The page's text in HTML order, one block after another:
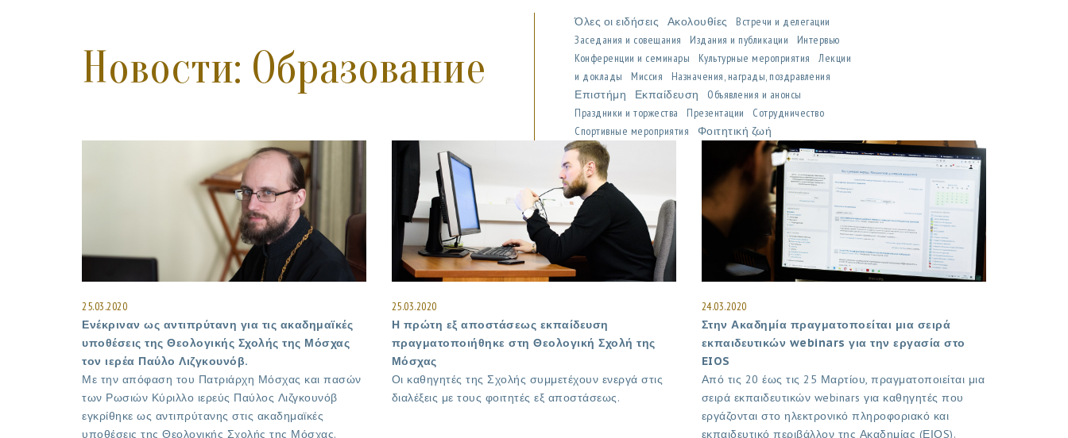
Новости: Образование
Όλες οι ειδήσεις Ακολουθίες
Встречи и делегации
Заседания и совещания
Издания и публикации
Интервью
Конференции и семинары
Культурные мероприятия
Лекции
и доклады
Миссия
Назначения, награды, поздравления
Επιστήμη
Εκπαίδευση
Объявления и анонсы
Праздники и торжества
Презентации
Сотрудничество
Спортивные мероприятия
Φοιτητική ζωή
25.03.2020
Ενέκριναν ως αντιπρύτανη για τις ακαδημαϊκές
υποθέσεις της Θεολογικής Σχολής της Μόσχας
τον ιερέα Παύλο Λιζγκουνόβ.
Με την απόφαση του Πατριάρχη Μόσχας και πασών
των Ρωσιών Κύριλλο ιερεύς Παύλος Λιζγκουνόβ
εγκρίθηκε ως αντιπρύτανης στις ακαδημαϊκές
υποθέσεις της Θεολογικής Σχολής της Μόσχας.
25.03.2020
Η πρώτη εξ αποστάσεως εκπαίδευση
πραγματοποιήθηκε στη Θεολογική Σχολή της
Μόσχας
Οι καθηγητές της Σχολής συμμετέχουν ενεργά στις
διαλέξεις με τους φοιτητές εξ αποστάσεως.
24.03.2020
Στην Ακαδημία πραγματοποείται μια σειρά
εκπαιδευτικών webinars για την εργασία στο
EIOS
Από τις 20 έως τις 25 Μαρτίου, πραγματοποιείται μια
σειρά εκπαιδευτικών webinars για καθηγητές που
εργάζονται στο ηλεκτρονικό πληροφοριακό και
εκπαιδευτικό περιβάλλον της Ακαδημίας (ΕΙΟS).